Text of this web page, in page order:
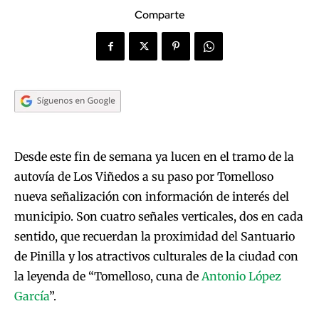
Comparte
Desde este fin de semana ya lucen en el tramo de la
autovía de Los Viñedos a su paso por Tomelloso
nueva señalización con información de interés del
municipio. Son cuatro señales verticales, dos en cada
sentido, que recuerdan la proximidad del Santuario
de Pinilla y los atractivos culturales de la ciudad con
la leyenda de “Tomelloso, cuna de Antonio López
García”.